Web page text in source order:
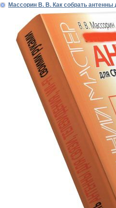
Массорин В. В. Как собрать